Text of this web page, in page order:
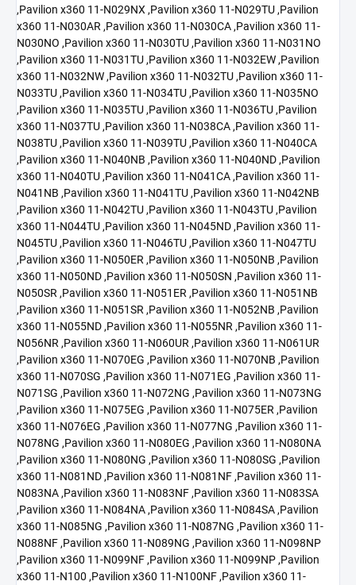
,Pavilion x360 11-N029NX ,Pavilion x360 11-N029TU ,Pavilion
x360 11-N030AR ,Pavilion x360 11-N030CA ,Pavilion x360 11-
N030NO ,Pavilion x360 11-N030TU ,Pavilion x360 11-N031NO
,Pavilion x360 11-N031TU ,Pavilion x360 11-N032EW ,Pavilion
x360 11-N032NW ,Pavilion x360 11-N032TU ,Pavilion x360 11-
N033TU ,Pavilion x360 11-N034TU ,Pavilion x360 11-N035NO
,Pavilion x360 11-N035TU ,Pavilion x360 11-N036TU ,Pavilion
x360 11-N037TU ,Pavilion x360 11-N038CA ,Pavilion x360 11-
N038TU ,Pavilion x360 11-N039TU ,Pavilion x360 11-N040CA
,Pavilion x360 11-N040NB ,Pavilion x360 11-N040ND ,Pavilion
x360 11-N040TU ,Pavilion x360 11-N041CA ,Pavilion x360 11-
N041NB ,Pavilion x360 11-N041TU ,Pavilion x360 11-N042NB
,Pavilion x360 11-N042TU ,Pavilion x360 11-N043TU ,Pavilion
x360 11-N044TU ,Pavilion x360 11-N045ND ,Pavilion x360 11-
N045TU ,Pavilion x360 11-N046TU ,Pavilion x360 11-N047TU
,Pavilion x360 11-N050ER ,Pavilion x360 11-N050NB ,Pavilion
x360 11-N050ND ,Pavilion x360 11-N050SN ,Pavilion x360 11-
N050SR ,Pavilion x360 11-N051ER ,Pavilion x360 11-N051NB
,Pavilion x360 11-N051SR ,Pavilion x360 11-N052NB ,Pavilion
x360 11-N055ND ,Pavilion x360 11-N055NR ,Pavilion x360 11-
N056NR ,Pavilion x360 11-N060UR ,Pavilion x360 11-N061UR
,Pavilion x360 11-N070EG ,Pavilion x360 11-N070NB ,Pavilion
x360 11-N070SG ,Pavilion x360 11-N071EG ,Pavilion x360 11-
N071SG ,Pavilion x360 11-N072NG ,Pavilion x360 11-N073NG
,Pavilion x360 11-N075EG ,Pavilion x360 11-N075ER ,Pavilion
x360 11-N076EG ,Pavilion x360 11-N077NG ,Pavilion x360 11-
N078NG ,Pavilion x360 11-N080EG ,Pavilion x360 11-N080NA
,Pavilion x360 11-N080NG ,Pavilion x360 11-N080SG ,Pavilion
x360 11-N081ND ,Pavilion x360 11-N081NF ,Pavilion x360 11-
N083NA ,Pavilion x360 11-N083NF ,Pavilion x360 11-N083SA
,Pavilion x360 11-N084NA ,Pavilion x360 11-N084SA ,Pavilion
x360 11-N085NG ,Pavilion x360 11-N087NG ,Pavilion x360 11-
N088NF ,Pavilion x360 11-N089NG ,Pavilion x360 11-N098NP
,Pavilion x360 11-N099NF ,Pavilion x360 11-N099NP ,Pavilion
x360 11-N100 ,Pavilion x360 11-N100NF ,Pavilion x360 11-